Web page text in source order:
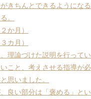
きちんとできるようにな
。
か月）
カ月）
理論づけた説明を行ってい
こと、考えさせる指導が
思いました。
良い部分は「褒める」とい